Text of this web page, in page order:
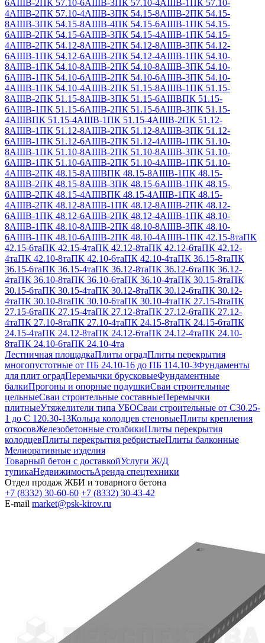
6АIIIВ-2 ПК 57.10-6АIIIВ-3 ПК 57.10-4АIIIВ-1
ПК 57.10-
4АIIIВ-2ПК 57.10-4АIIIВ-3ПК 54.15-8АIIIВ-2ПК 54.15-
8АIIIВ-3ПК 54.15-8АIIIВ-4ПК 54.15-6АIIIВ-1ПК 54.15-
6АIIIВ-2ПК 54.15-6АIIIВ-3ПК 54.15-4АIIIВ-1ПК 54.15-
4АIIIВ-2ПК 54.12-8АIIIВ-2ПК 54.12-8АIIIВ-3ПК 54.12-
6АIIIВ-1ПК 54.12-6АIIIВ-2ПК 54.12-4АIIIВ-1ПК 54.10-
8АIIIВ-1ПК 54.10-8АIIIВ-2ПК 54.10-8АIIIВ-3ПК 54.10-
6АIIIВ-1ПК 54.10-6АIIIВ-2ПК 54.10-6АIIIВ-3ПК 54.10-
4АIIIВ-1ПК 54.10-4АIIIВ-2ПК 51.15-8АIIIВ-1ПК 51.15-
8АIIIВ-2ПК 51.15-8АIIIВ-3ПК 51.15-6АIIIВПК 51.15-
6АIIIВ-1ПК 51.15-6АIIIВ-2ПК 51.15-6АIIIВ-3ПК 51.15-
4АIIIВПК 51.15-4АIIIВ-1ПК 51.15-4АIIIВ-2ПК 51.12-
8АIIIВ-1ПК 51.12-8АIIIВ-2ПК 51.12-8АIIIВ-3ПК 51.12-
6АIIIВ-1ПК 51.12-6АIIIВ-2ПК 51.12-4АIIIВ-1ПК 51.10-
8АIIIВ-1ПК 51.10-8АIIIВ-2ПК 51.10-8АIIIВ-3ПК 51.10-
6АIIIВ-1ПК 51.10-6АIIIВ-2ПК 51.10-4АIIIВ-1ПК 51.10-
4АIIIВ-2ПК 48.15-8АIIIВПК 48.15-8АIIIВ-1ПК 48.15-
8АIIIВ-2ПК 48.15-8АIIIВ-3ПК 48.15-6АIIIВ-1ПК 48.15-
6АIIIВ-2ПК 48.15-4АIIIВПК 48.15-4АIIIВ-1ПК 48.15-
4АIIIВ-2ПК 48.12-8АIIIВ-1ПК 48.12-8АIIIВ-2ПК 48.12-
6АIIIВ-1ПК 48.12-6АIIIВ-2ПК 48.12-4АIIIВ-1ПК 48.10-
8АIIIВ-1ПК 48.10-8АIIIВ-2ПК 48.10-8АIIIВ-3ПК 48.10-
6АIIIВ-1ПК 48.10-6АIIIВ-2ПК 48.10-4АIIIВ-1ПК 42.15-8таПК
42.15-6таПК 42.15-4таПК 42.12-8таПК 42.12-6таПК 42.12-
4таПК 42.10-8таПК 42.10-6таПК 42.10-4таПК 36.15-8таПК
36.15-6таПК 36.15-4таПК 36.12-8таПК 36.12-6таПК 36.12-
4таПК 36.10-8таПК 36.10-6таПК 36.10-4таПК 30.15-8таПК
30.15-6таПК 30.15-4таПК 30.12-8таПК 30.12-6таПК 30.12-
4таПК 30.10-8таПК 30.10-6таПК 30.10-4таПК 27.15-8таПК
27.15-6таПК 27.15-4таПК 27.12-8таПК 27.12-6таПК 27.12-
4таПК 27.10-8таПК 27.10-4таПК 24.15-8таПК 24.15-6таПК
24.15-4таПК 24.12-8таПК 24.12-6таПК 24.12-4таПК 24.10-
8таПК 24.10-6таПК 24.10-4та
Лестничная площадкаПлиты оградПлиты перекрытия
многопустотные от ПБ 24.10-16 до ПБ 114.10-3Фундаменты
для плит оградПеремычки брусковыеФундаментные
балкиПрогоны и опорные подушкиСваи строительные
цельныеСваи строительные составныеПеремычки
плитныеУтяжелители типа УБОСваи строительные от С30.25-
1 до С 120.30-13Кольца колодцев стеновыеПлиты крепления
откосовЖелезобетонные столбикиПлиты перекрытия
колодцевПлиты перекрытия ребристыеПлиты балконные
Мелиоративные изделия
Товарный бетон с доставкойУслуги Ж/Д
тупикаНедвижимостьАренда спецтехники
Отдел продаж ЖБИ и товарного бетона
+7 (8332) 30-60-60 +7 (8332) 30-43-42
E-mail market@psk-kirov.ru